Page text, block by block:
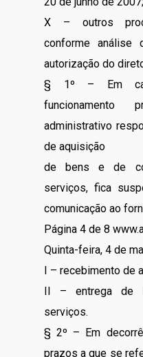
X – outros
conforme análise
autorização do
§ 1º – Em
funcionamento
administrativo
de aquisição
de bens e de
serviços, fica
comunicação ao
Página 4 de 8
Quinta-feira, 4 de
I – recebimento de
II – entrega de
serviços.
§ 2º – Em
prazos a que se